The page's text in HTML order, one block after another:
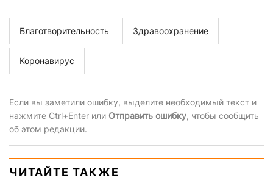
Благотворительность Здравоохранение
Коронавирус
Если вы заметили ошибку, выделите необходимый текст и
нажмите Ctrl+Enter или Отправить ошибку, чтобы сообщить
об этом редакции.
ЧИТАЙТЕ ТАКЖЕ